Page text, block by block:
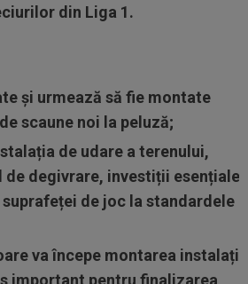
din Liga 1.
și urmează să fie montate
scaune noi la peluză;
de udare a terenului,
de degivrare, investiții esențiale
de joc la standardele
va începe montarea
important pentru finalizarea